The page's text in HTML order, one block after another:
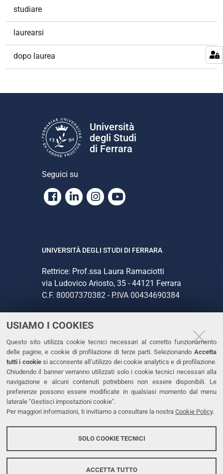
USIAMO I COOKIES
Questo sito utilizza cookie tecnici necessari al corretto funzionamento
delle pagine, e cookie di profilazione di terze parti. Selezionando Accetta
tutti i cookiesi acconsente all’utilizzo dei cookie analytics e di profilazione.
Chiudendo il banner verranno utilizzati solo i cookie tecnici necessari alla
navigazione e alcuni contenuti potrebbero non essere disponibili. Le
preferenze possono essere modificate in qualsiasi momento dal menu
laterale "Gestisci impostazioni cookie".
Per maggiori informazioni, ti invitiamo a consultare la nostra Cookie Policy.
SOLO COOKIE TECNICI
ACCETTA TUTTO
studiare
laurearsi
dopo laurea
Università
degli Studi
di Ferrara
Seguici su
Facebook
LinkedinInstagram
Youtube
UNIVERSITÀ DEGLI STUDI DI FERRARA
Rettrice: Prof.ssa Laura Ramaciotti
via Ludovico Ariosto, 35 - 44121 Ferrara
C.F. 80007370382 - P.IVA 00434690384
CONTATTI
Tel. +39 0532 293111
Fax. +39 0532 293031
PEC
LINKS
Dichiarazione di accessibilità
Protezione dati personali